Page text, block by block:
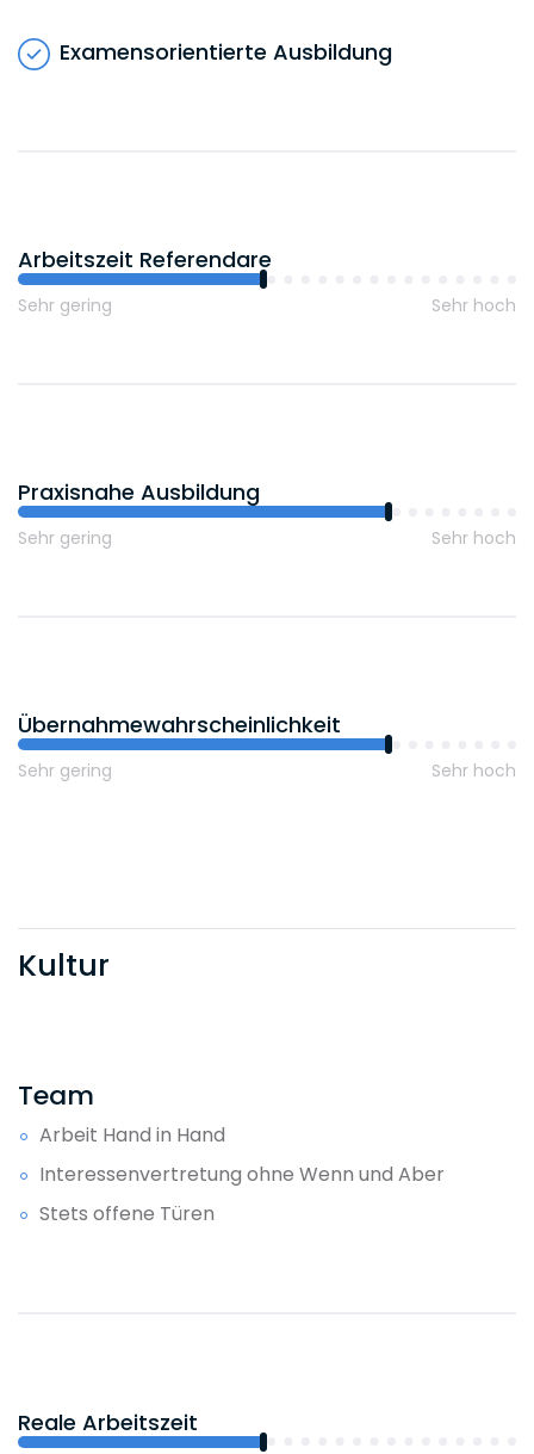
Examensorientierte Ausbildung
Arbeitszeit Referendare
Sehr gering Sehr hoch
Praxisnahe Ausbildung
Sehr gering Sehr hoch
Übernahmewahrscheinlichkeit
Sehr gering Sehr hoch
Kultur
Team
Arbeit Hand in Hand
Interessenvertretung ohne Wenn und Aber
Stets offene Türen
Reale Arbeitszeit